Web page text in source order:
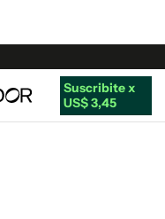
Suscribite x
US$ 3,45